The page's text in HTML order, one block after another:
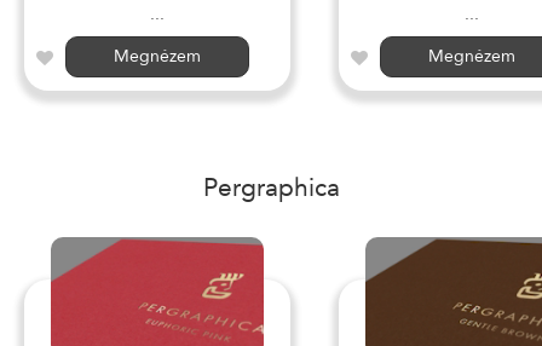
...
Megnézem
...
Megnézem
Pergraphica